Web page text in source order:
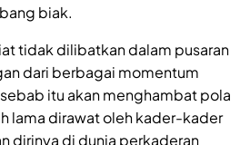
biak.
tidak dilibatkan dalam pusaran
dari berbagai momentum
itu akan menghambat pola
lama dirawat oleh kader-kader
dirinya di dunia perkaderan